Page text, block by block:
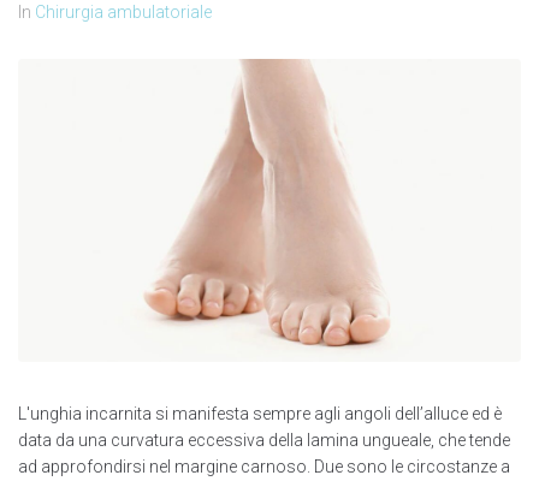
In Chirurgia ambulatoriale
L'unghia incarnita si manifesta sempre agli angoli dell’alluce ed è
data da una curvatura eccessiva della lamina ungueale, che tende
ad approfondirsi nel margine carnoso. Due sono le circostanze a